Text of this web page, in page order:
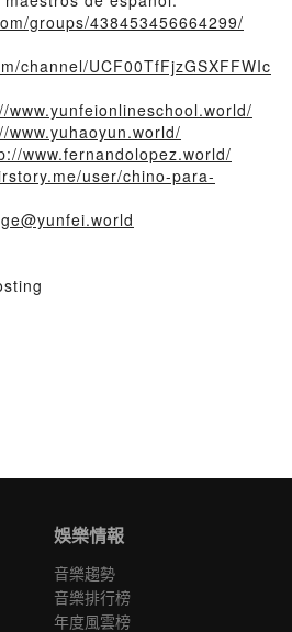
groups/438453456664299/
channel/UCF00TfFjzGSXFFWIc
www.yunfeionlineschool.world/
www.yuhaoyun.world/
www.fernandolopez.world/
user/chino-para-
娛樂情報
音樂趨勢
音樂排行榜
年度風雲榜